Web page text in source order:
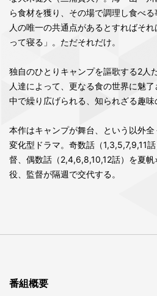
ら食材を獲り、その場で調理し食べ
人の唯一の共通点があるとすればそ
って寝る」。ただそれだけ。
独自のひとりキャンプを謳歌する2人
人達によって、更なる食の世界に魅
中で繰り広げられる、知られざる趣味
本作はキャンプが舞台、という以外
変化型ドラマ。奇数話（1,3,5,7,9,11
督、偶数話（2,4,6,8,10,12話）を夏
役、監督が隔週で交代する。
番組概要